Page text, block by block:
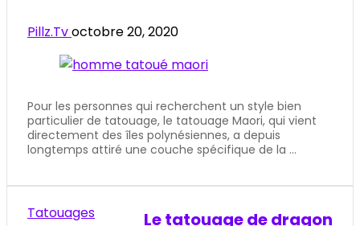
Pillz.Tvoctobre 20, 2020
Pour les personnes qui recherchent un style bien
particulier de tatouage, le tatouage Maori, qui vient
directement des îles polynésiennes, a depuis
longtemps attiré une couche spécifique de la ...
Tatouages Le tatouage de dragon